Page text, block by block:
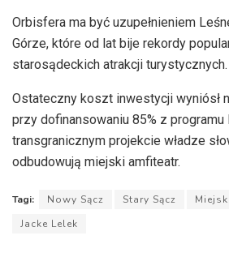
Orbisfera ma być uzupełnieniem
Górze, które od lat bije rekordy
starosądeckich atrakcji turystycznych.
Ostateczny koszt inwestycji wyniósł
przy dofinansowaniu 85% z programu
transgranicznym projekcie władze
odbudowują miejski amfiteatr.
Tagi: Nowy Sącz Stary Sącz
Jacke Lelek